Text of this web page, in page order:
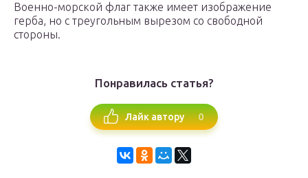
Военно-морской флаг также имеет изображение
герба, но с треугольным вырезом со свободной
стороны.
Понравилась статья?
Лайк автору 0